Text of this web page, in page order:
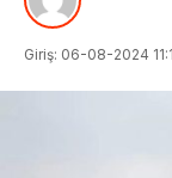
Giriş: 06-08-2024